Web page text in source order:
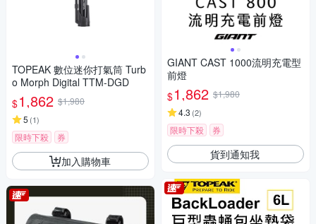
TOPEAK 數位迷你打氣筒 Turb
o Morph Digital TTM-DGD
$1,862 $1,980
5 (1)
限時下殺 券
加入購物車
GIANT CAST 1000流明充電型
前燈
$1,862 $1,980
4.3 (2)
限時下殺 券
貨到通知我